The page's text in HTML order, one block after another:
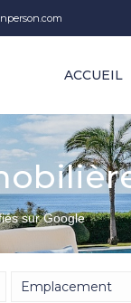
ACCUEIL
sur Google
Emplacement